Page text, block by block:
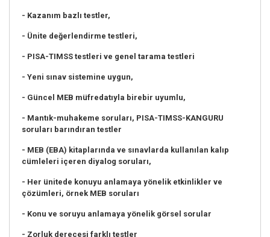
- Kazanım bazlı testler,
- Ünite değerlendirme testleri,
- PISA-TIMSS testleri ve genel tarama testleri
- Yeni sınav sistemine uygun,
- Güncel MEB müfredatıyla birebir uyumlu,
- Mantık-muhakeme soruları, PISA-TIMSS-KANGURU
soruları barındıran testler
- MEB (EBA) kitaplarında ve sınavlarda kullanılan kalıp
cümleleri içeren diyalog soruları,
- Her ünitede konuyu anlamaya yönelik etkinlikler ve
çözümleri, örnek MEB soruları
- Konu ve soruyu anlamaya yönelik görsel sorular
- Zorluk derecesi farklı testler